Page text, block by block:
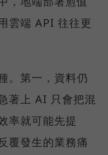
雲端 API 往往更
。第一，資料仍
著上 AI 只會把混
率就可能先提
覆發生的業務痛